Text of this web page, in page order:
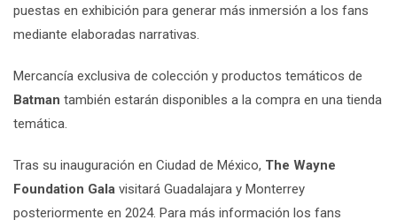
puestas en exhibición para generar más inmersión a los fans
mediante elaboradas narrativas.
Mercancía exclusiva de colección y productos temáticos de
Batman también estarán disponibles a la compra en una tienda
temática.
Tras su inauguración en Ciudad de México, The Wayne
Foundation Gala visitará Guadalajara y Monterrey
posteriormente en 2024. Para más información los fans